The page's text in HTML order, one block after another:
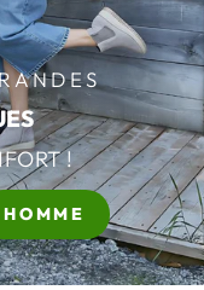
!
HOMME